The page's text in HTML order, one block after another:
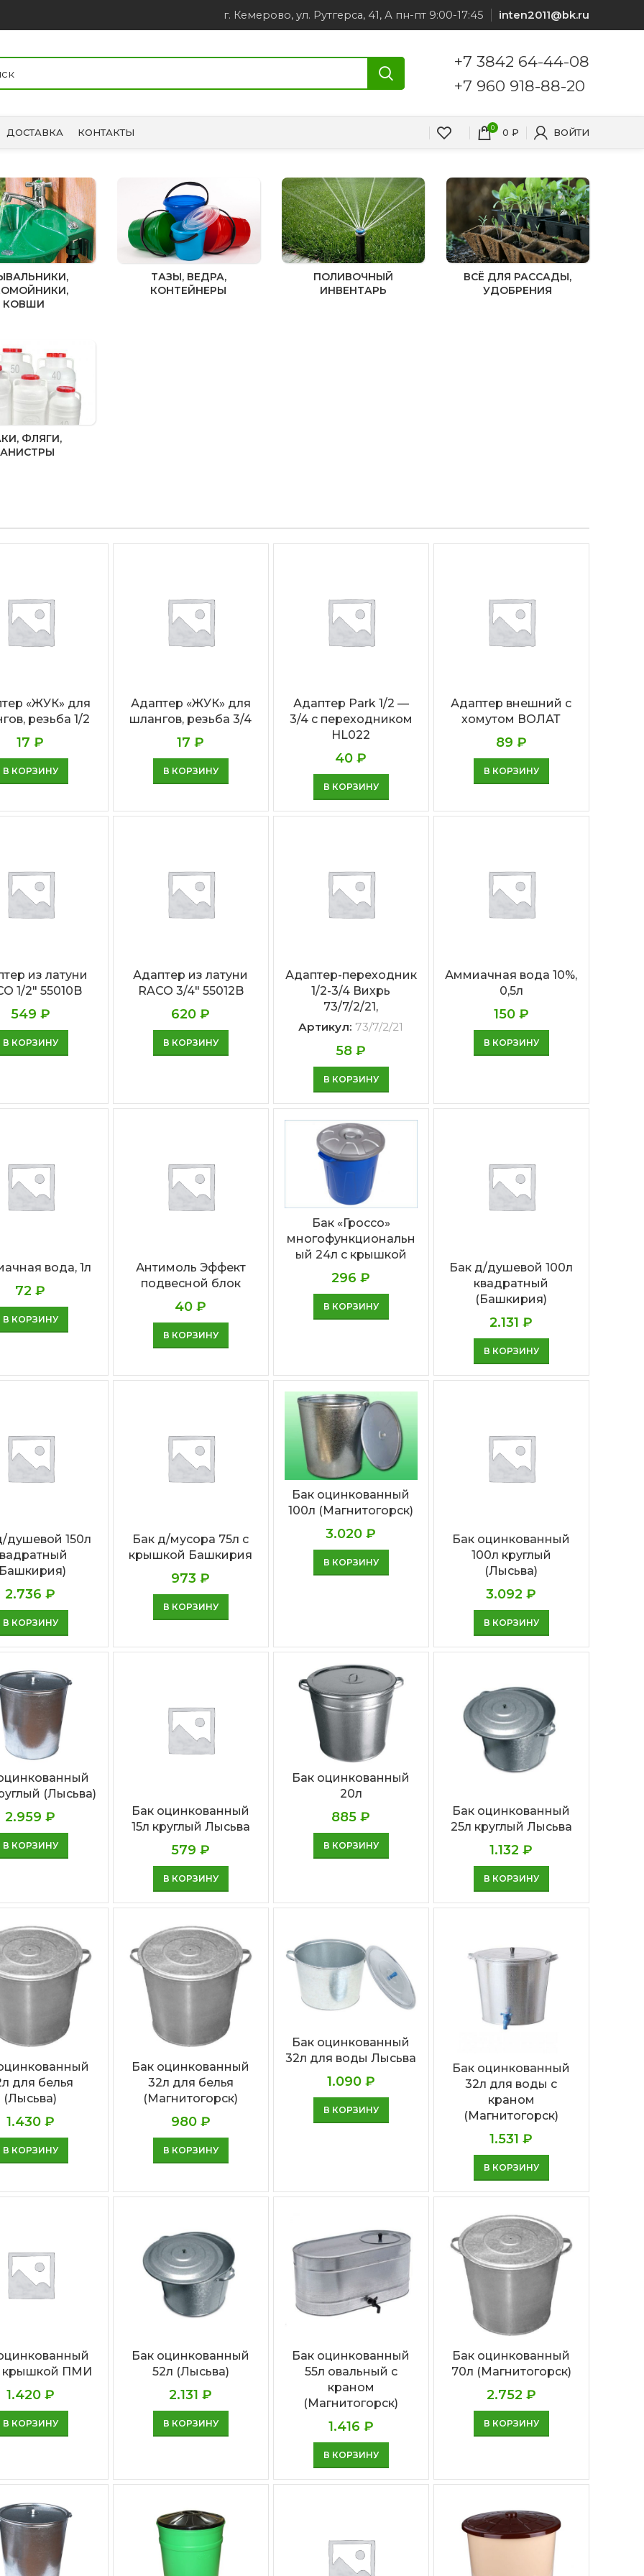
г. Кемерово, ул. Рутгерса, 41, А пн-пт 9:00-17:45 inten2011@bk.ru
+7 3842 64-44-08
+7 960 918-88-20
ДОСТАВКА КОНТАКТЫ 0 0 ₽ ВОЙТИ
КОВШИ
ТАЗЫ, ВЕДРА,
КОНТЕЙНЕРЫ
ПОЛИВОЧНЫЙ
ИНВЕНТАРЬ
ВСЁ ДЛЯ РАССАДЫ,
УДОБРЕНИЯ
ФЛЯГИ,
«ЖУК» для
резьба 1/2
17₽
В КОРЗИНУ
Адаптер «ЖУК» для
шлангов, резьба 3/4
17₽
В КОРЗИНУ
Адаптер Park 1/2 —
3/4 с переходником
HL022
40₽
В КОРЗИНУ
Адаптер внешний с
хомутом ВОЛАТ
89 ₽
В КОРЗИНУ
из латуни
1/2″ 55010B
549 ₽
В КОРЗИНУ
Адаптер из латуни
RACO 3/4″ 55012B
620₽
В КОРЗИНУ
Адаптер-переходник
1/2-3/4 Вихрь
73/7/2/21,
Артикул: 73/7/2/21
58₽
В КОРЗИНУ
Аммиачная вода 10%,
0,5л
150 ₽
В КОРЗИНУ
вода, 1л
72₽
В КОРЗИНУ
Антимоль Эффект
подвесной блок
40₽
В КОРЗИНУ
Бак «Гроссо»
многофункциональн
ый 24л с крышкой
296₽
В КОРЗИНУ
Бак д/душевой 100л
квадратный
(Башкирия)
2.131₽
В КОРЗИНУ
душевой 150л
2.736₽
В КОРЗИНУ
Бак д/мусора 75л с
крышкой Башкирия
973₽
В КОРЗИНУ
Бак оцинкованный
100л (Магнитогорск)
3.020₽
В КОРЗИНУ
Бак оцинкованный
100л круглый
(Лысьва)
3.092₽
В КОРЗИНУ
(Лысьва)
2.959₽
В КОРЗИНУ
Бак оцинкованный
15л круглый Лысьва
579₽
В КОРЗИНУ
Бак оцинкованный
20л
885₽
В КОРЗИНУ
Бак оцинкованный
25л круглый Лысьва
1.132₽
В КОРЗИНУ
для белья
(Лысьва)
1.430 ₽
В КОРЗИНУ
Бак оцинкованный
32л для белья
(Магнитогорск)
980 ₽
В КОРЗИНУ
Бак оцинкованный
32л для воды Лысьва
1.090 ₽
В КОРЗИНУ
Бак оцинкованный
32л для воды с
краном
(Магнитогорск)
1.531₽
В КОРЗИНУ
крышкой ПМИ
1.420 ₽
В КОРЗИНУ
Бак оцинкованный
52л (Лысьва)
2.131₽
В КОРЗИНУ
Бак оцинкованный
55л овальный с
краном
(Магнитогорск)
1.416 ₽
В КОРЗИНУ
Бак оцинкованный
70л (Магнитогорск)
2.752 ₽
В КОРЗИНУ